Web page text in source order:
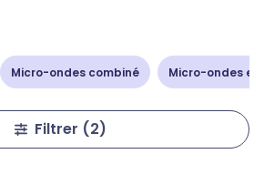
Micro-ondes combiné Micro-ondes
Filtrer (2)